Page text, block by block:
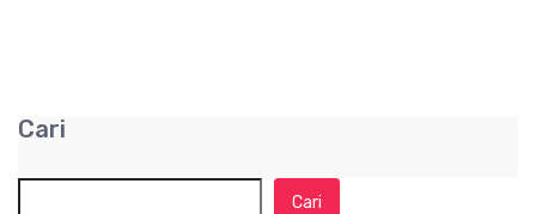
Cari
Cari